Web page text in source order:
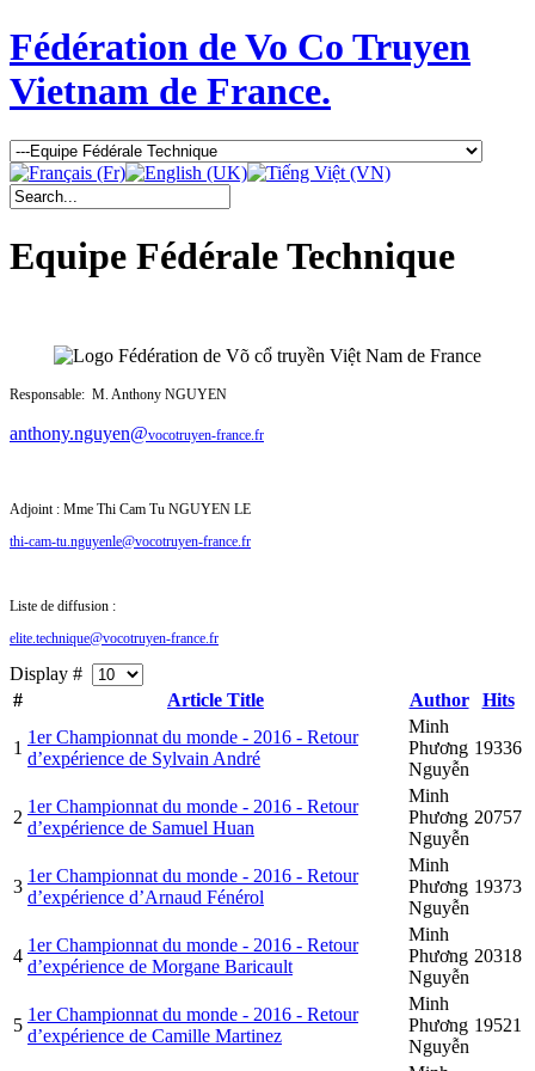
Fédération de Vo Co Truyen
Vietnam de France.
Equipe Fédérale Technique
Responsable: M. Anthony NGUYEN
anthony.nguyen@vocotruyen-france.fr
Adjoint : Mme Thi Cam Tu NGUYEN LE
thi-cam-tu.nguyenle@vocotruyen-france.fr
Liste de diffusion :
elite.technique@vocotruyen-france.fr
Display #
#
Article Title Author Hits
1
1er Championnat du monde - 2016 - Retour
d’expérience de Sylvain André
Minh
Phương
Nguyễn
19336
2
1er Championnat du monde - 2016 - Retour
d’expérience de Samuel Huan
Minh
Phương
Nguyễn
20757
3
1er Championnat du monde - 2016 - Retour
d’expérience d’Arnaud Fénérol
Minh
Phương
Nguyễn
19373
4
1er Championnat du monde - 2016 - Retour
d’expérience de Morgane Baricault
Minh
Phương
Nguyễn
20318
5
1er Championnat du monde - 2016 - Retour
d’expérience de Camille Martinez
Minh
Phương
Nguyễn
19521